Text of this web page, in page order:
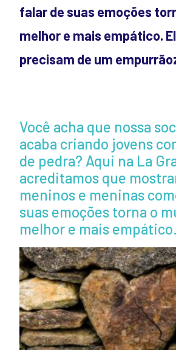
falar de suas emoções
melhor e mais empático.
precisam de um
Você acha que nossa
acaba criando jovens
de pedra? Aqui na La
acreditamos que
meninos e meninas
suas emoções torna o
melhor e mais empático.